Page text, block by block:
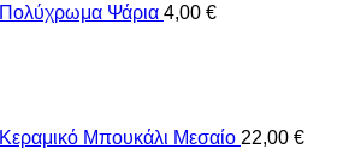
Πολύχρωμα Ψάρια 4,00 €
Κεραμικό Μπουκάλι Μεσαίο 22,00 €